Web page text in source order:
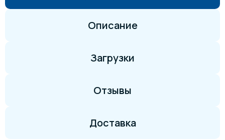
Описание
Загрузки
Отзывы
Доставка